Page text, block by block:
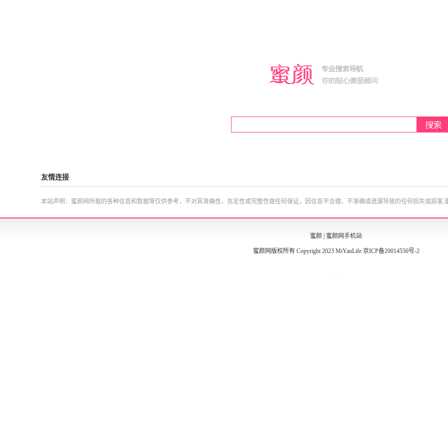
友情连接
本站声明：蜜颜网所载的各种信息和数据等仅供参考，不对其准确性、充足性或完整性做任何保证，因信息不合理、不准确或遗漏导致的任何损失或损害,
蜜颜 蜜颜网手机站
蜜颜网版权所有 Copyright 2023 MiYanLife 京ICP备20014550号-2